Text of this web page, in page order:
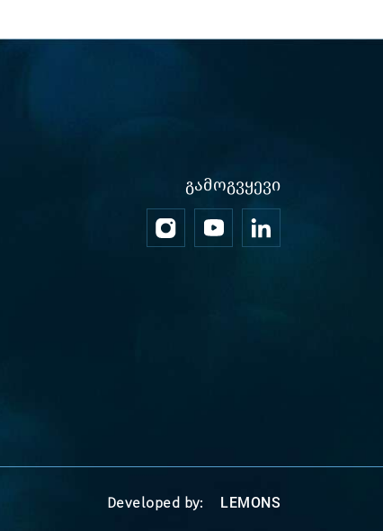
ᲒᲐᲛᲝᲒᲕᲧᲔᲕᲘ
Developed by: LEMONS